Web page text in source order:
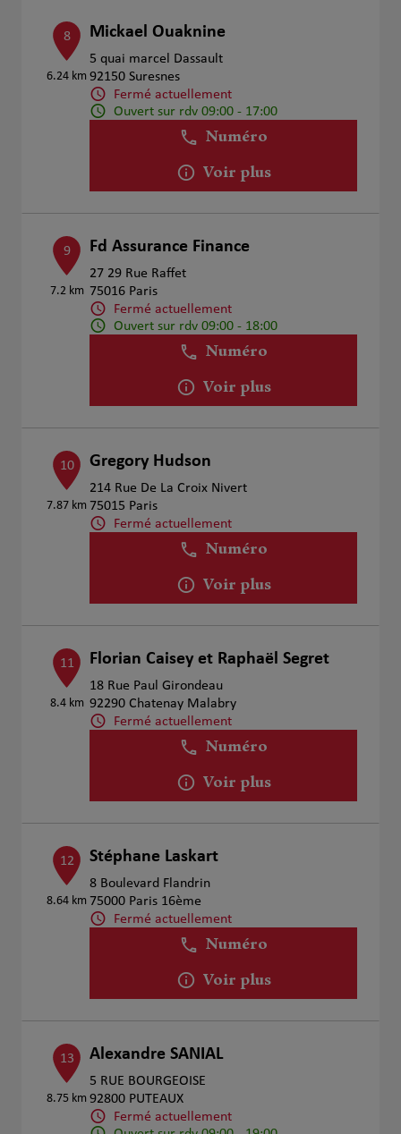
8
6.24 km
Mickael Ouaknine
5 quai marcel Dassault
92150 Suresnes
Fermé actuellement
Ouvert sur rdv 09:00 - 17:00
Numéro
Voir plus
9
7.2 km
Fd Assurance Finance
27 29 Rue Raffet
75016 Paris
Fermé actuellement
Ouvert sur rdv 09:00 - 18:00
Numéro
Voir plus
10
7.87 km
Gregory Hudson
214 Rue De La Croix Nivert
75015 Paris
Fermé actuellement
Numéro
Voir plus
11
8.4 km
Florian Caisey et Raphaël Segret
18 Rue Paul Girondeau
92290 Chatenay Malabry
Fermé actuellement
Numéro
Voir plus
12
8.64 km
Stéphane Laskart
8 Boulevard Flandrin
75000 Paris 16ème
Fermé actuellement
Numéro
Voir plus
13
8.75 km
Alexandre SANIAL
5 RUE BOURGEOISE
92800 PUTEAUX
Fermé actuellement